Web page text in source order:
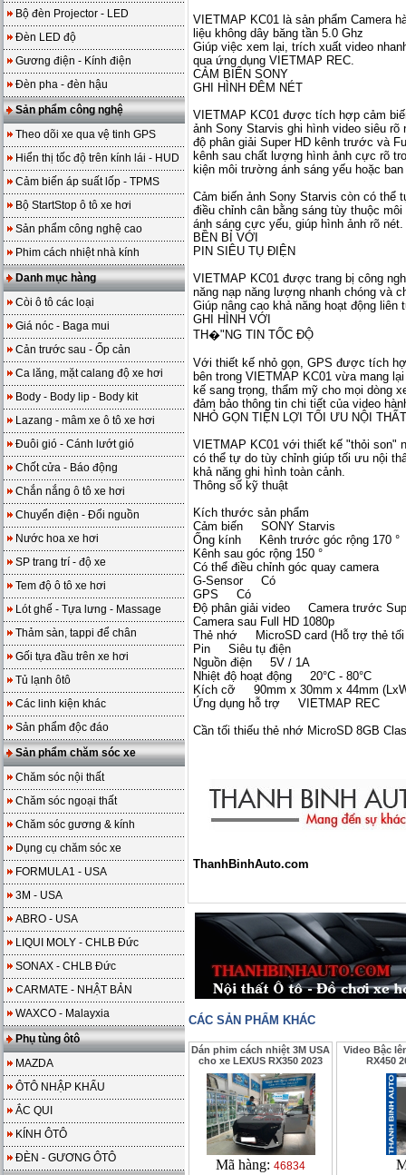
Bộ đèn Projector - LED
Đèn LED độ
Gương điện - Kính điện
Đèn pha - đèn hậu
Sản phẩm công nghệ
Theo dõi xe qua vệ tinh GPS
Hiển thị tốc độ trên kính lái - HUD
Cảm biến áp suất lốp - TPMS
Bộ StartStop ô tô xe hơi
Sản phẩm công nghệ cao
Phim cách nhiệt nhà kính
Danh mục hàng
Còi ô tô các loại
Giá nóc - Baga mui
Cản trước sau - Ốp cản
Ca lăng, mặt calang độ xe hơi
Body - Body lip - Body kit
Lazang - mâm xe ô tô xe hơi
Đuôi gió - Cánh lướt gió
Chốt cửa - Báo động
Chắn nắng ô tô xe hơi
Chuyển điện - Đổi nguồn
Nước hoa xe hơi
SP trang trí - độ xe
Tem độ ô tô xe hơi
Lót ghế - Tựa lưng - Massage
Thảm sàn, tappi để chân
Gối tựa đầu trên xe hơi
Tủ lạnh ôtô
Các linh kiện khác
Sản phẩm độc đáo
Sản phẩm chăm sóc xe
Chăm sóc nội thất
Chăm sóc ngoại thất
Chăm sóc gương & kính
Dụng cụ chăm sóc xe
FORMULA1 - USA
3M - USA
ABRO - USA
LIQUI MOLY - CHLB Đức
SONAX - CHLB Đức
CARMATE - NHẬT BẢN
WAXCO - Malayxia
Phụ tùng ôtô
MAZDA
ÔTÔ NHẬP KHẨU
ẮC QUI
KÍNH ÔTÔ
ĐÈN - GƯƠNG ÔTÔ
VIETMAP KC01 là sản phẩm Camera
liệu không dây băng tần 5.0 Ghz
Giúp việc xem lại, trích xuất video
qua ứng dụng VIETMAP REC.
CẢM BIẾN SONY
GHI HÌNH ĐÊM NÉT
VIETMAP KC01 được tích hợp cảm
ảnh Sony Starvis ghi hình video siêu rõ
độ phân giải Super HD kênh trước và
kênh sau chất lượng hình ảnh cực rõ
kiện môi trường ánh sáng yếu hoặc ban
Cảm biến ảnh Sony Starvis còn có thể
điều chỉnh cân bằng sáng tùy thuộc
ánh sáng cực yếu, giúp hình ảnh rõ nét.
BỀN BỈ VỚI
PIN SIÊU TỤ ĐIỆN
VIETMAP KC01 được trang bị công
năng nạp năng lượng nhanh chóng và
Giúp nâng cao khả năng hoạt động
GHI HÌNH VỚI
TH�"NG TIN TỐC ĐỘ
Với thiết kế nhỏ gọn, GPS được tích
bên trong VIETMAP KC01 vừa mang
kế sang trọng, thẩm mỹ cho mọi dòng
đảm bảo thông tin chi tiết của video
NHỎ GỌN TIỆN LỢI TỐI ƯU NỘI THẤT
VIETMAP KC01 với thiết kế "thỏi son"
có thể tự do tùy chỉnh giúp tối ưu nội
khả năng ghi hình toàn cảnh.
Thông số kỹ thuật
Kích thước sản phẩm
Cảm biến SONY Starvis
Ống kính Kênh trước góc rộng 170 °
Kênh sau góc rộng 150 °
Có thể điều chỉnh góc quay camera
G-Sensor Có
GPS Có
Độ phân giải video Camera trước
Camera sau Full HD 1080p
Thẻ nhớ MicroSD card (Hỗ trợ thẻ tối
Pin Siêu tụ điện
Nguồn điện 5V / 1A
Nhiệt độ hoạt động 20°C - 80°C
Kích cỡ 90mm x 30mm x 44mm
Ứng dụng hỗ trợ VIETMAP REC
Cần tối thiếu thẻ nhớ MicroSD 8GB
ThanhBinhAuto.com
CÁC SẢN PHẨM KHÁC
Dán phim cách nhiệt 3M USA
cho xe LEXUS RX350 2023
Mã hàng: 46834
Video Bậc
RX450